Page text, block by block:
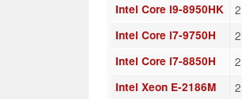
Intel Core i9-8950HK
Intel Core i7-9750H
Intel Core i7-8850H
Intel Xeon E-2186M